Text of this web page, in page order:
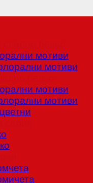
мотиви
мотиви
мотиви
мотиви